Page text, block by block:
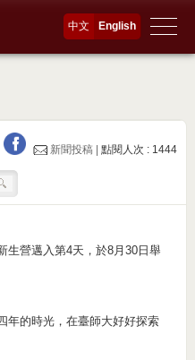
English
中文
新聞投稿 |點閱人次 : 1444
生營邁入第4天，於8月30日舉
年的時光，在臺師大好好探索